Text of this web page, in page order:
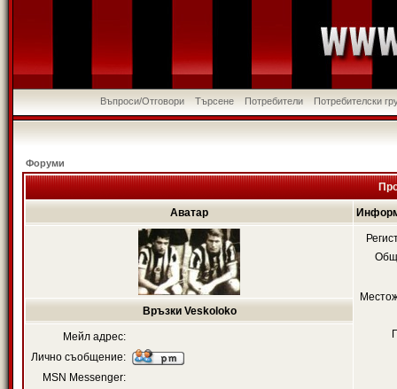
Въпроси/Отговори Търсене Потребители Потребителски
Форуми
Аватар
Връзки Veskoloko
Мейл адрес:
Лично съобщение:
MSN Messenger: